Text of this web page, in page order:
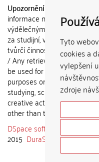
Tyto
cookies a
vylepšení
zdroje
Upozornění / Notice:
informace nemohou být
výdělečným účelům nebo
za studijní, vědeckou nebo
tvůrčí činnost jiné osoby
/ Any retrieved information
be used for any commercial
purposes or claimed as
studying, scientific or any
creative activities of any
other than the author.
DSpace software
2015 DuraSpace